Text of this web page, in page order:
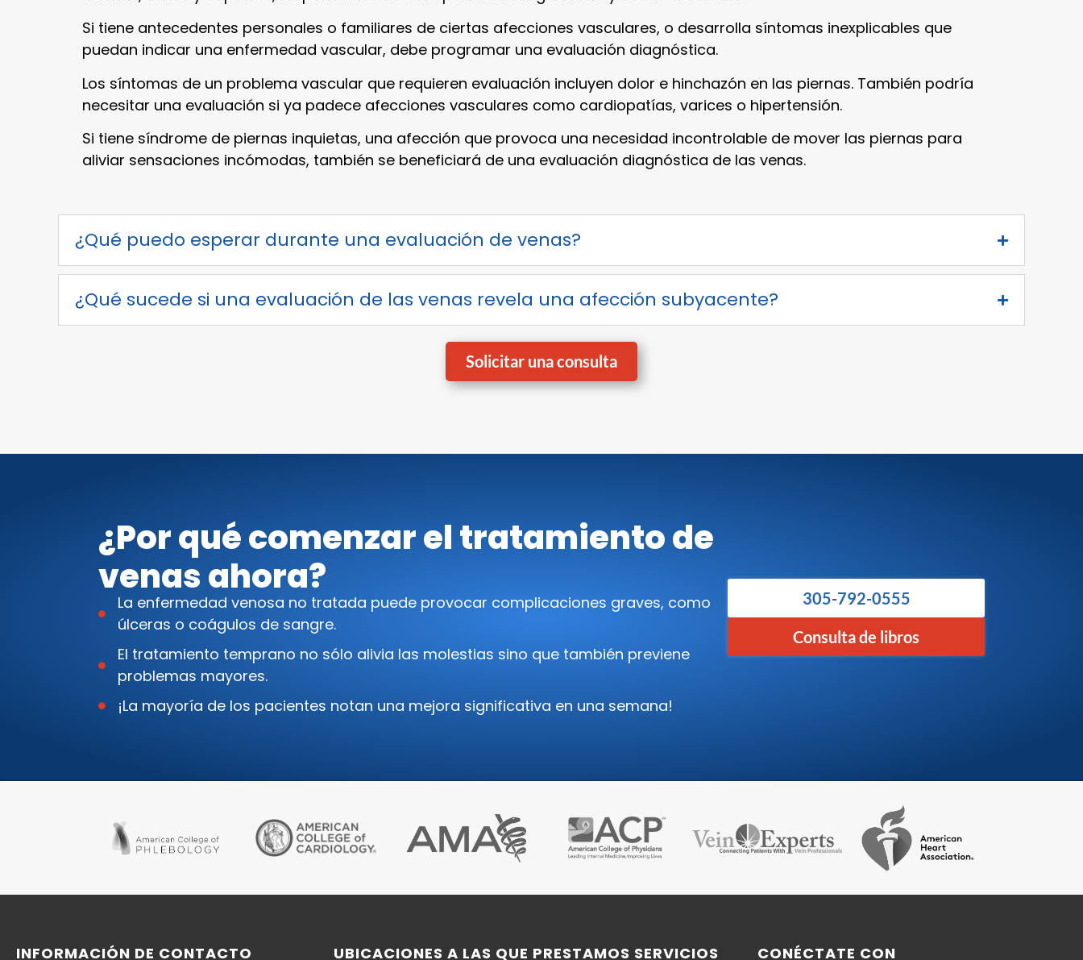
Si tiene antecedentes personales o familiares de ciertas afecciones vasculares, o desarrolla síntomas inexplicables que
puedan indicar una enfermedad vascular, debe programar una evaluación diagnóstica.
Los síntomas de un problema vascular que requieren evaluación incluyen dolor e hinchazón en las piernas. También podría
necesitar una evaluación si ya padece afecciones vasculares como cardiopatías, varices o hipertensión.
Si tiene síndrome de piernas inquietas, una afección que provoca una necesidad incontrolable de mover las piernas para
aliviar sensaciones incómodas, también se beneficiará de una evaluación diagnóstica de las venas.
¿Qué puedo esperar durante una evaluación de venas?
¿Qué sucede si una evaluación de las venas revela una afección subyacente?
Solicitar una consulta
¿Por qué comenzar el tratamiento de
venas ahora?
La enfermedad venosa no tratada puede provocar complicaciones graves, como
úlceras o coágulos de sangre.
El tratamiento temprano no sólo alivia las molestias sino que también previene
problemas mayores.
¡La mayoría de los pacientes notan una mejora significativa en una semana!
305-792-0555
Consulta de libros
INFORMACIÓN DE CONTACTO UBICACIONES A LAS QUE PRESTAMOS SERVICIOS CONÉCTATE CON